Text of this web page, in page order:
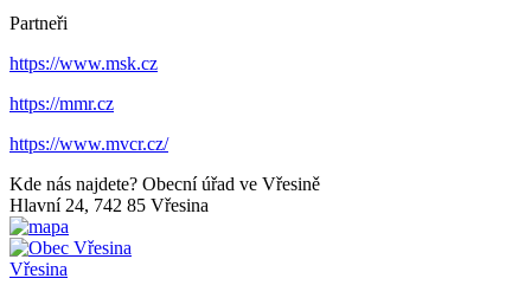
Partneři
https://www.msk.cz
https://mmr.cz
https://www.mvcr.cz/
Kde nás najdete? Obecní úřad ve Vřesině
Hlavní 24, 742 85 Vřesina
Vřesina